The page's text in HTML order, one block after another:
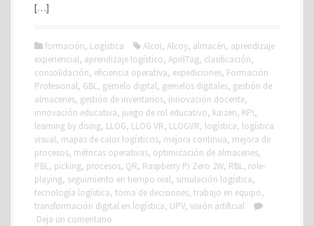
[…]
formación, Logística Alcoi, Alcoy, almacén, aprendizaje
experiencial, aprendizaje logístico, AprilTag, clasificación,
consolidación, eficiencia operativa, expediciones, Formación
Profesional, GBL, gemelo digital, gemelos digitales, gestión de
almacenes, gestión de inventarios, innovación docente,
innovación educativa, juego de rol educativo, kaizen, KPI,
learning by doing, LLOG, LLOG VR, LLOGVR, logística, logística
visual, mapas de calor logísticos, mejora continua, mejora de
procesos, métricas operativas, optimización de almacenes,
PBL, picking, procesos, QR, Raspberry Pi Zero 2W, RBL, role-
playing, seguimiento en tiempo real, simulación logística,
tecnología logística, toma de decisiones, trabajo en equipo,
transformación digital en logística, UPV, visión artificial
Deja un comentario